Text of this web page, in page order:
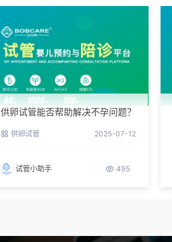
供卵试管能否帮助解决不孕问题？
供卵试管 2025-07-12
试管小助手 495